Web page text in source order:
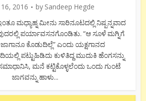
2016 by Sandeep Hegde
ಮಧ್ಯಾಹ್ನ ಮೀನು ಸಾರಿನೂಟದಲ್ಲಿ ನಿಷ್ಪನ್ನವಾದ
ಪರ್ಯಾವಸನಗೊಂಡಿತು. “ಆ ಸೂಳೆ ಮಗ್ನಿಗೆ
ಕೊಡುದಿಲ್ಲೆ” ಎಂದು ಯಕ್ಷಗಾನದ
ಪಟ್ಟುಹಿಡಿದು ಕುಳಿತಿದ್ದ ಮುದುಕಿ ಹೆಂಗಸನ್ನು
ಮನೆ ಕಟ್ಟಿಕೊಳ್ಳಲೆಂದು ಒಂದು ಗುಂಟೆ
ಜಾಗವನ್ನು ಹಾಳು...